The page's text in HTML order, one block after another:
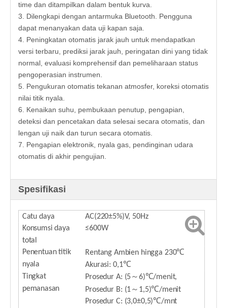
time dan ditampilkan dalam bentuk kurva.
3. Dilengkapi dengan antarmuka Bluetooth. Pengguna
dapat menanyakan data uji kapan saja.
4. Peningkatan otomatis jarak jauh untuk mendapatkan
versi terbaru, prediksi jarak jauh, peringatan dini yang tidak
normal, evaluasi komprehensif dan pemeliharaan status
pengoperasian instrumen.
5. Pengukuran otomatis tekanan atmosfer, koreksi otomatis
nilai titik nyala.
6. Kenaikan suhu, pembukaan penutup, pengapian,
deteksi dan pencetakan data selesai secara otomatis, dan
lengan uji naik dan turun secara otomatis.
7. Pengapian elektronik, nyala gas, pendinginan udara
otomatis di akhir pengujian.
Spesifikasi
Catu daya
AC(220±5%)V, 50Hz
Konsumsi daya
total
≤600W
Penentuan titik
nyala
Rentang Ambien hingga 230℃
Akurasi: 0,1℃
Tingkat
pemanasan
Prosedur A: (5～6)℃/menit,
Prosedur B: (1～ 1,5)℃/menit
Prosedur C: (3,0±0,5)℃/mnt